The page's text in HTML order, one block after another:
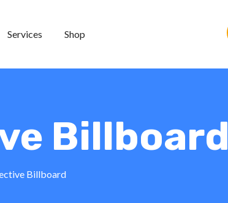
Services Shop
Billboard
Billboard